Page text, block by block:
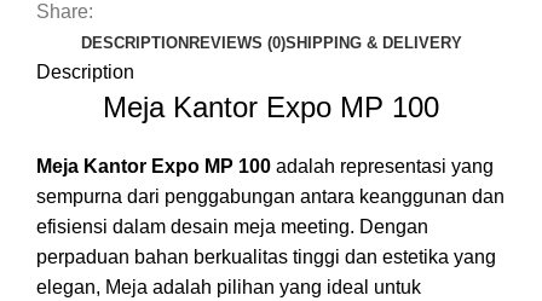
Share:
DESCRIPTION REVIEWS (0)SHIPPING & DELIVERY
Description
Meja Kantor Expo MP 100
Meja Kantor Expo MP 100 adalah representasi yang
sempurna dari penggabungan antara keanggunan dan
efisiensi dalam desain meja meeting. Dengan
perpaduan bahan berkualitas tinggi dan estetika yang
elegan, Meja adalah pilihan yang ideal untuk